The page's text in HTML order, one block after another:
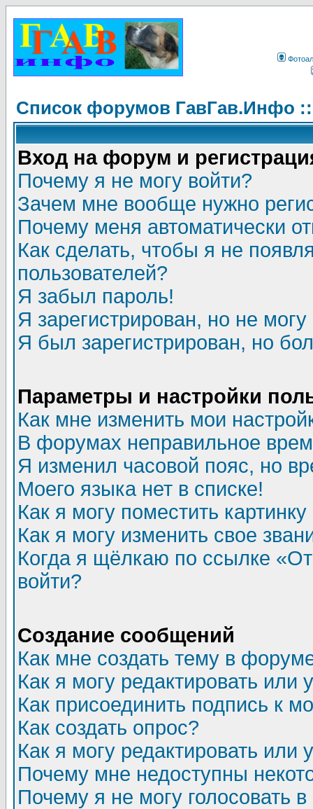
Список форумов ГавГав.Инфо
Вход на форум и
Почему я не могу войти?
Зачем мне вообще нужно
Почему меня автоматически
Как сделать, чтобы я не
пользователей?
Я забыл пароль!
Я зарегистрирован, но не могу
Я был зарегистрирован, но
Параметры и настройки
Как мне изменить мои
В форумах неправильное
Я изменил часовой пояс, но
Моего языка нет в списке!
Как я могу поместить
Как я могу изменить свое
Когда я щёлкаю по ссылке
войти?
Создание сообщений
Как мне создать тему в
Как я могу редактировать или
Как присоединить подпись к
Как создать опрос?
Как я могу редактировать или
Почему мне недоступны
Почему я не могу голосовать